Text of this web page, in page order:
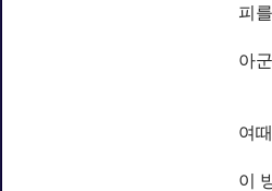
피
아
여
이